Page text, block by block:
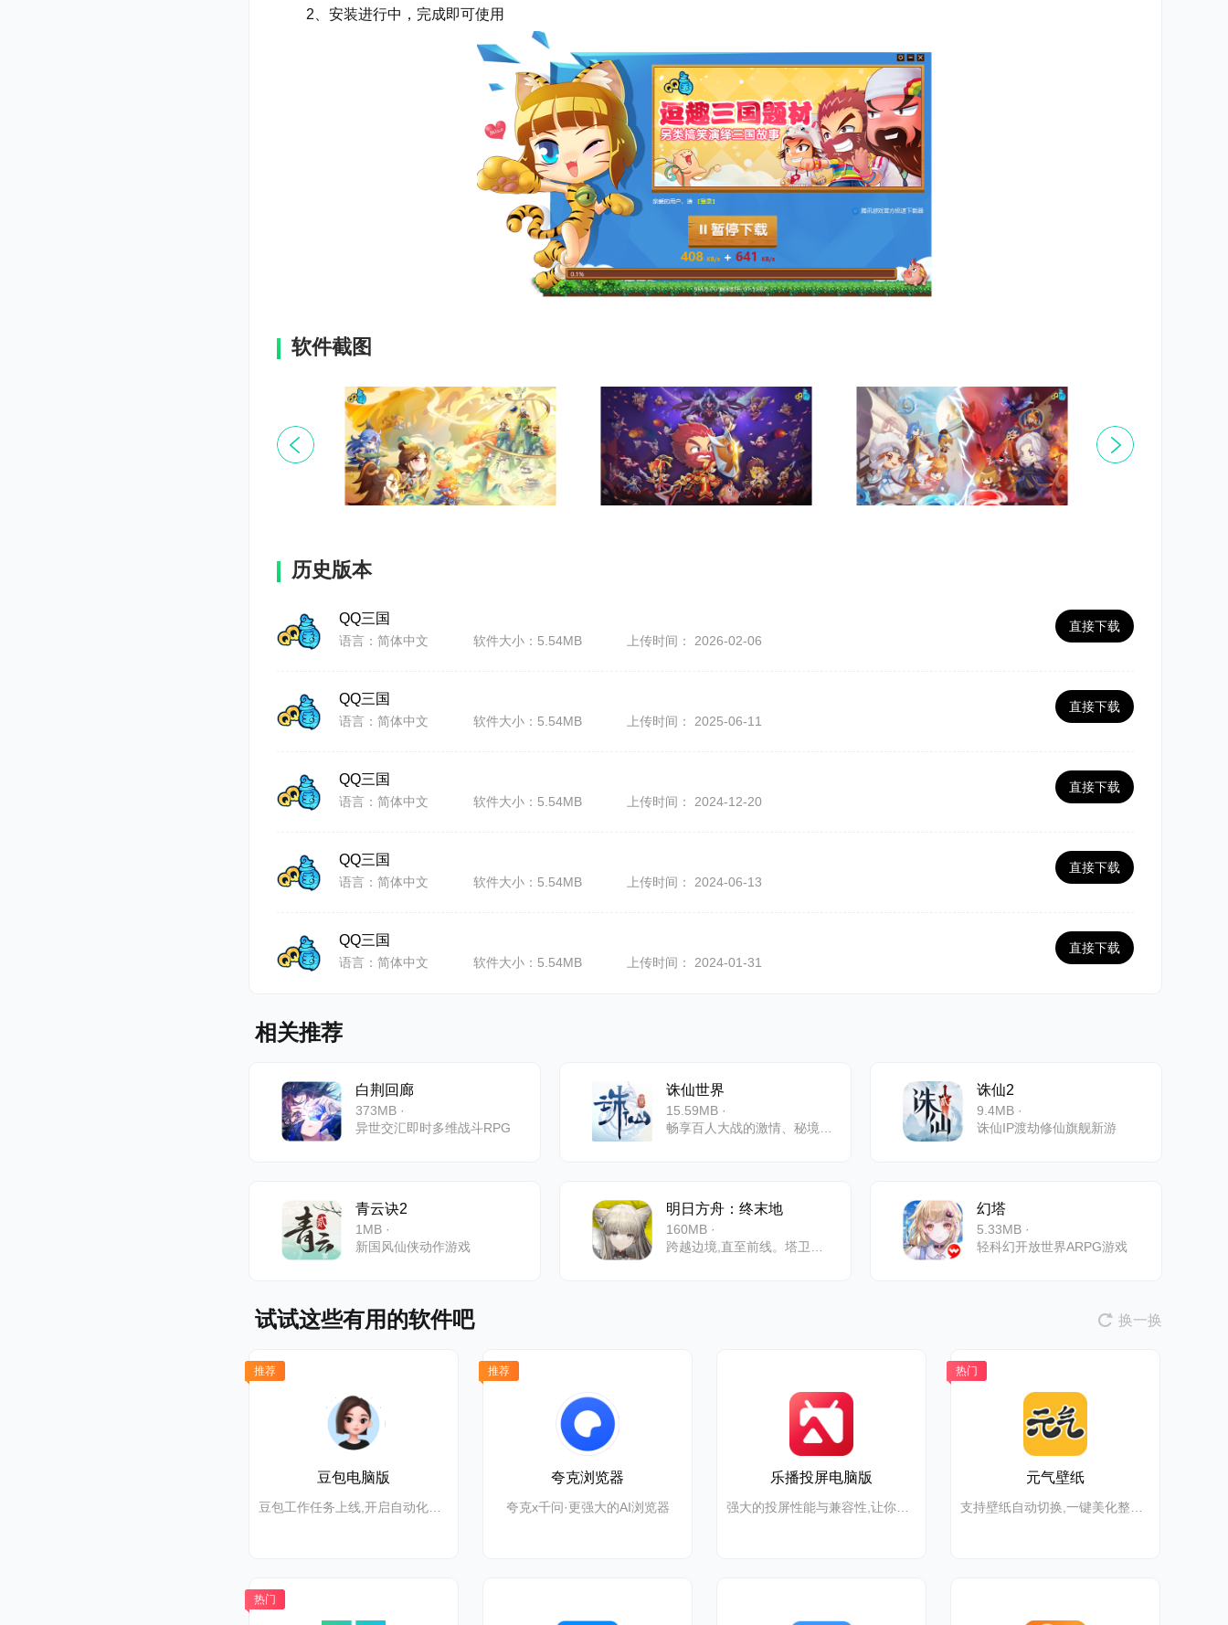
2、安装进行中，完成即可使用
软件截图
历史版本
直接下载
QQ三国
语言：简体中文 软件大小：5.54MB 上传时间： 2026-02-06
直接下载
QQ三国
语言：简体中文 软件大小：5.54MB 上传时间： 2025-06-11
直接下载
QQ三国
语言：简体中文 软件大小：5.54MB 上传时间： 2024-12-20
直接下载
QQ三国
语言：简体中文 软件大小：5.54MB 上传时间： 2024-06-13
直接下载
QQ三国
语言：简体中文 软件大小：5.54MB 上传时间： 2024-01-31
相关推荐
白荆回廊
373MB ·
异世交汇即时多维战斗RPG
诛仙世界
15.59MB ·
诛仙2
9.4MB ·
诛仙IP渡劫修仙旗舰新游
青云诀2
1MB ·
新国风仙侠动作游戏
明日方舟：终末地
160MB ·
幻塔
5.33MB ·
轻科幻开放世界ARPG游戏
试试这些有用的软件吧 换一换
推荐
豆包电脑版
推荐
夸克浏览器
夸克x千问·更强大的AI浏览器
乐播投屏电脑版
热门
元气壁纸
热门